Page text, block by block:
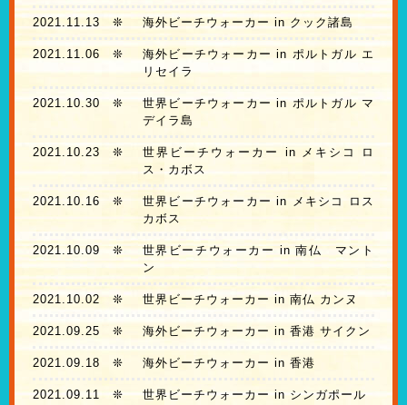
2021.11.13 ❊ 海外ビーチウォーカー in クック諸島
2021.11.06 ❊
海外ビーチウォーカー in ポルトガル エ
リセイラ
2021.10.30 ❊
世界ビーチウォーカー in ポルトガル マ
デイラ島
2021.10.23 ❊
世界ビーチウォーカー in メキシコ ロ
ス・カボス
2021.10.16 ❊
世界ビーチウォーカー in メキシコ ロス
カボス
2021.10.09❊
世界ビーチウォーカー in 南仏 マント
ン
2021.10.02 ❊ 世界ビーチウォーカー in 南仏 カンヌ
2021.09.25 ❊ 海外ビーチウォーカー in 香港 サイクン
2021.09.18 ❊ 海外ビーチウォーカー in 香港
2021.09.11❊ 世界ビーチウォーカー in シンガポール